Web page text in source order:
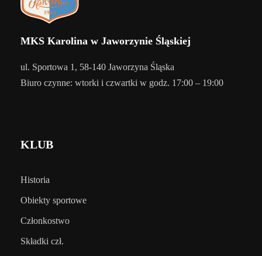
MKS Karolina w Jaworzynie Śląskiej
ul. Sportowa 1, 58-140 Jaworzyna Śląska
Biuro czynne: wtorki i czwartki w godz. 17:00 – 19:00
KLUB
Historia
Obiekty sportowe
Członkostwo
Składki czł.